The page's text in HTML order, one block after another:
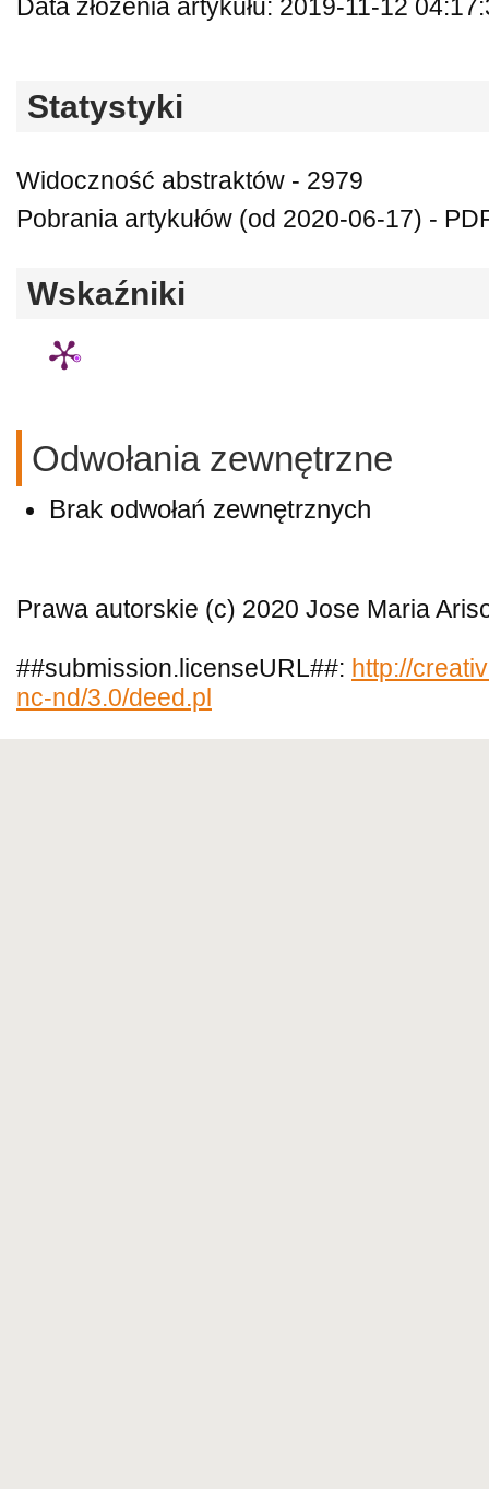
Data złożenia artykułu: 2019-11-12
Statystyki
Widoczność abstraktów - 2979
Pobrania artykułów (od 2020-06-17) -
Wskaźniki
Odwołania zewnętrzne
Brak odwołań zewnętrznych
Prawa autorskie (c) 2020 Jose Maria
##submission.licenseURL##: http://
nc-nd/3.0/deed.pl